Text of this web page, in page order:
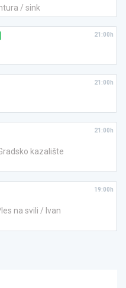
/ sink
21:00h
21:00h
kazalište
21:00h
na svili / Ivan
19:00h